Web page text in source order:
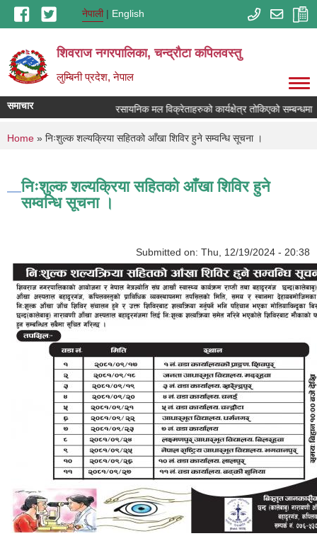
Skip to main contentनेपाली English
शिवराज नगरपालिका, चन्द्राैटा कपिलवस्तु
लुम्बिनी प्रदेश, नेपाल
समाचार रसायनिक मल विक्रेताहरुको कार्यक्षेत्र तोकिएको सम्बन्धमा ।
You are here
Home » निःशुल्क शल्यक्रिया सहितको आँखा शिविर हुने सम्वन्धि सूचना ।
निःशुल्क शल्यक्रिया सहितको आँखा शिविर हुने
सम्वन्धि सूचना ।
Submitted on: Thu, 12/19/2024 - 20:38